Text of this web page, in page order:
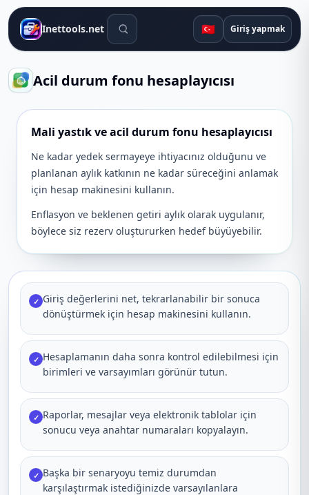
Inettools.net Arama araçları 🇹🇷 Giriş yapmak
Acil durum fonu hesaplayıcısı
Mali yastık ve acil durum fonu hesaplayıcısı
Ne kadar yedek sermayeye ihtiyacınız olduğunu ve
planlanan aylık katkının ne kadar süreceğini anlamak
için hesap makinesini kullanın.
Enflasyon ve beklenen getiri aylık olarak uygulanır,
böylece siz rezerv oluştururken hedef büyüyebilir.
✓ Giriş değerlerini net, tekrarlanabilir bir sonuca
dönüştürmek için hesap makinesini kullanın.
✓ Hesaplamanın daha sonra kontrol edilebilmesi için
birimleri ve varsayımları görünür tutun.
✓ Raporlar, mesajlar veya elektronik tablolar için
sonucu veya anahtar numaraları kopyalayın.
✓ Başka bir senaryoyu temiz durumdan
karşılaştırmak istediğinizde varsayılanlara